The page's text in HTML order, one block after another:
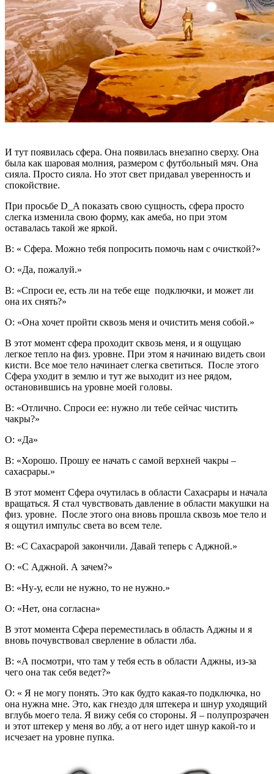
И тут появилась сфера. Она появилась внезапно сверху. Она
была как шаровая молния, размером с футбольный мяч. Она
сияла. Просто сияла. Но этот свет придавал уверенность и
спокойствие.
При просьбе D_A показать свою сущность, сфера просто
слегка изменила свою форму, как амеба, но при этом
оставалась такой же яркой.
В: « Сфера. Можно тебя попросить помочь нам с очисткой?»
О: «Да, пожалуй.»
В: «Спроси ее, есть ли на тебе еще подключки, и может ли
она их снять?»
О: «Она хочет пройти сквозь меня и очистить меня собой.»
В этот момент сфера проходит сквозь меня, и я ощущаю
легкое тепло на физ. уровне. При этом я начинаю видеть свои
кисти. Все мое тело начинает слегка светиться. После этого
Сфера уходит в землю и тут же выходит из нее рядом,
остановившись на уровне моей головы.
В: «Отлично. Спроси ее: нужно ли тебе сейчас чистить
чакры?»
О: «Да»
В: «Хорошо. Прошу ее начать с самой верхней чакры –
сахасрары.»
В этот момент Сфера очутилась в области Сахасрары и начала
вращаться. Я стал чувствовать давление в области макушки на
физ. уровне. После этого она вновь прошла сквозь мое тело и
я ощутил импульс света во всем теле.
В: «С Сахасрарой закончили. Давай теперь с Аджной.»
О: «С Аджной. А зачем?»
В: «Ну-у, если не нужно, то не нужно.»
О: «Нет, она согласна»
В этот момента Сфера переместилась в область Аджны и я
вновь почувствовал сверление в области лба.
В: «А посмотри, что там у тебя есть в области Аджны, из-за
чего она так себя ведет?»
О: « Я не могу понять. Это как будто какая-то подключка, но
она нужна мне. Это, как гнездо для штекера и шнур уходящий
вглубь моего тела. Я вижу себя со стороны. Я – полупрозрачен
и этот штекер у меня во лбу, а от него идет шнур какой-то и
исчезает на уровне пупка.